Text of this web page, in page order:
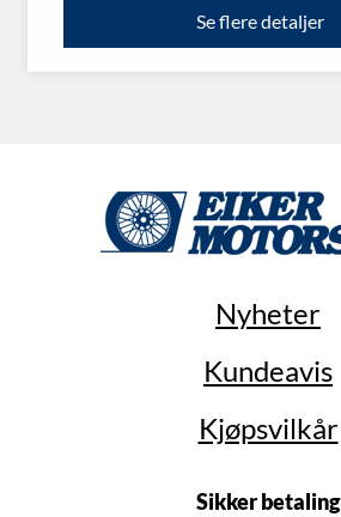
Se flere detaljer
Nyheter
Kundeavis
Kjøpsvilkår
Sikker betaling